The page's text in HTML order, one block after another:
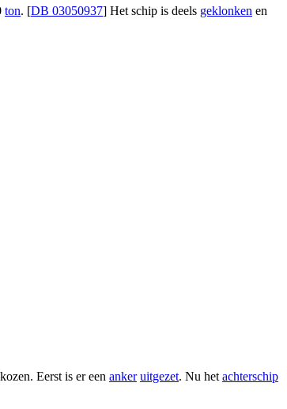
ton. [DB 03050937] Het schip is deels geklonken en
Eerst is er een anker uitgezet. Nu het achterschip